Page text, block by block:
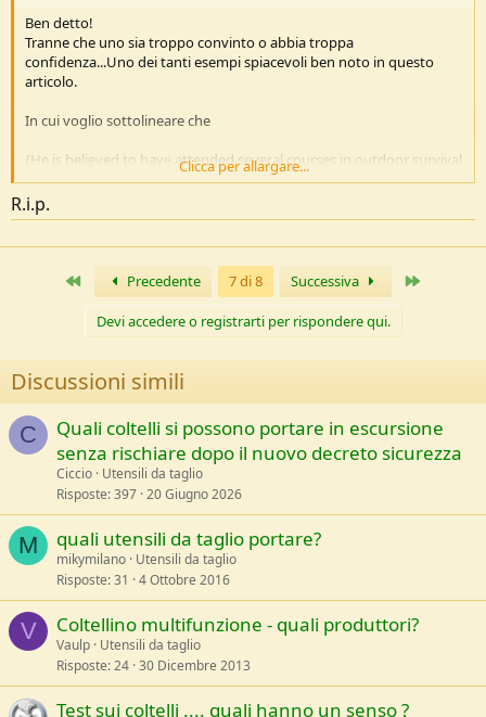
Ben detto!
Tranne che uno sia troppo convinto o abbia troppa
confidenza...Uno dei tanti esempi spiacevoli ben noto in questo
articolo.
In cui voglio sottolineare che
{He is believed to have attended several courses in outdoor survival
and bushcraft skills over the past couple of years in order to realise
his dream, despite being urged by family and friends to reconsider
his plans.}
http://www.dailymail.co.uk/news/art...ge-man-dead-remote-
Scottish-mountain-hut.html
Clicca per allargare...
R.i.p.
Primo Precedente 7 di 8 Successiva
Devi accedere o registrarti per rispondere qui.
Discussioni simili
C
Quali coltelli si possono portare in escursione
senza rischiare dopo il nuovo decreto sicurezza
Ciccio Utensili da taglio
Risposte 397 20 Giugno 2026
M quali utensili da taglio portare?
mikymilano Utensili da taglio
Risposte 31 4 Ottobre 2016
V Coltellino multifunzione - quali produttori?
Vaulp Utensili da taglio
Risposte 24 30 Dicembre 2013
Test sui coltelli .... quali hanno un senso ?